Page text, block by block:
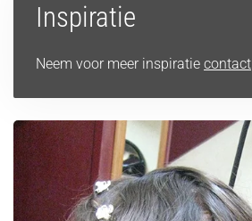
Inspiratie
Neem voor meer inspiratie contact